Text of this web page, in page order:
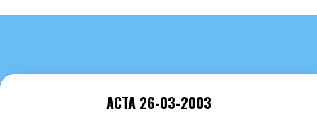
ACTA 26-03-2003